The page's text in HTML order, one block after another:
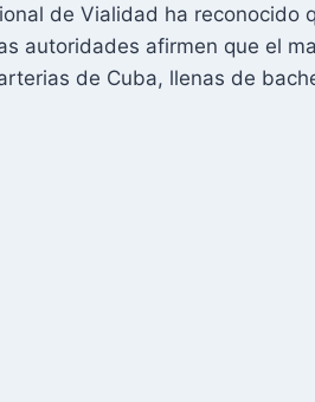
de Vialidad ha reconocido
autoridades afirmen que el
de Cuba, llenas de